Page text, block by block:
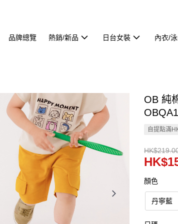
品牌總覽 熱銷/新品 日台女裝 內衣/
OB 純
自提點滿
顏色
丹寧藍